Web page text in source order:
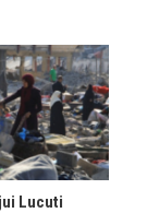
Lucuti